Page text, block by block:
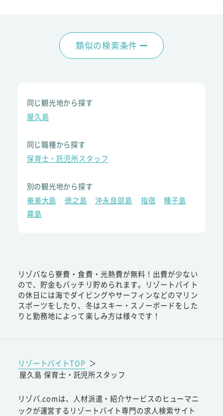
類似の検索条件
同じ観光地から探す
屋久島
同じ職種から探す
保育士・託児所スタッフ
別の観光地から探す
奄美大島
徳之島 沖永良部島 指宿
種子島
霧島
リゾバなら寮費・食費・光熱費が無料！出費が少ない
ので、貯金もバッチリ貯められます。リゾートバイト
の休日には海でダイビングやサーフィンなどのマリン
スポーツをしたり、冬はスキー・スノーボードをした
りと勤務地によって楽しみ方は様々です！
リゾートバイトTOP ＞
屋久島 保育士・託児所スタッフ
リゾバ.comは、人材派遣・紹介サービスのヒューマニ
ックが運営するリゾートバイト専門の求人検索サイト